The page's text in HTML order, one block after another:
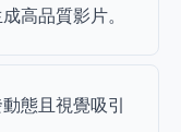
高品質影片。
態且視覺吸引